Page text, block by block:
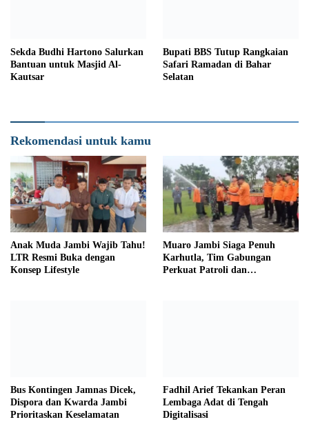
Sekda Budhi Hartono Salurkan
Bantuan untuk Masjid Al-
Kautsar
Bupati BBS Tutup Rangkaian
Safari Ramadan di Bahar
Selatan
Rekomendasi untuk kamu
Anak Muda Jambi Wajib Tahu!
LTR Resmi Buka dengan
Konsep Lifestyle
Muaro Jambi Siaga Penuh
Karhutla, Tim Gabungan
Perkuat Patroli dan
Bus Kontingen Jamnas Dicek,
Dispora dan Kwarda Jambi
Prioritaskan Keselamatan
Fadhil Arief Tekankan Peran
Lembaga Adat di Tengah
Digitalisasi